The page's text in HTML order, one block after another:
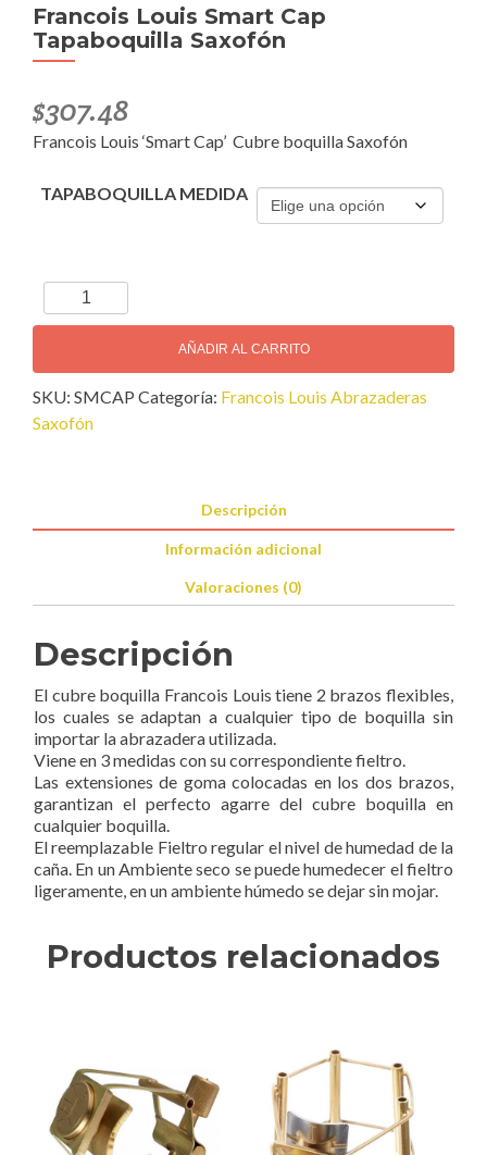
Francois Louis Smart Cap
Tapaboquilla Saxofón
$307.48
Francois Louis ‘Smart Cap’ Cubre boquilla Saxofón
TAPABOQUILLA MEDIDA
Francois
Louis
Cap
Tapaboquilla
Saxofón
AÑADIR AL CARRITO
SKU: SMCAP Categoría: Francois Louis Abrazaderas
Saxofón
Descripción
Información adicional
Valoraciones (0)
Descripción
El cubre boquilla Francois Louis tiene 2 brazos flexibles,
los cuales se adaptan a cualquier tipo de boquilla sin
importar la abrazadera utilizada.
Viene en 3 medidas con su correspondiente fieltro.
Las extensiones de goma colocadas en los dos brazos,
garantizan el perfecto agarre del cubre boquilla en
cualquier boquilla.
El reemplazable Fieltro regular el nivel de humedad de la
caña. En un Ambiente seco se puede humedecer el fieltro
ligeramente, en un ambiente húmedo se dejar sin mojar.
Productos relacionados